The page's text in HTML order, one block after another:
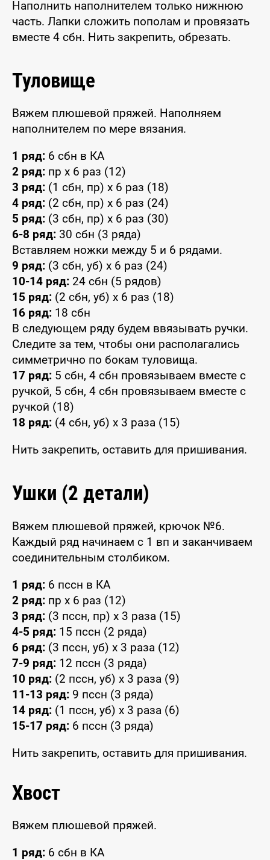
Наполнить наполнителем только нижнюю
часть. Лапки сложить пополам и провязать
вместе 4 сбн. Нить закрепить, обрезать.
Туловище
Вяжем плюшевой пряжей. Наполняем
наполнителем по мере вязания.
1 ряд: 6 сбн в КА
2 ряд: пр x 6 раз (12)
3 ряд: (1 сбн, пр) x 6 раз (18)
4 ряд: (2 сбн, пр) x 6 раз (24)
5 ряд: (3 сбн, пр) x 6 раз (30)
6-8 ряд: 30 сбн (3 ряда)
Вставляем ножки между 5 и 6 рядами.
9 ряд: (3 сбн, уб) x 6 раз (24)
10-14 ряд: 24 сбн (5 рядов)
15 ряд: (2 сбн, уб) x 6 раз (18)
16 ряд: 18 сбн
В следующем ряду будем ввязывать ручки.
Следите за тем, чтобы они располагались
симметрично по бокам туловища.
17 ряд: 5 сбн, 4 сбн провязываем вместе с
ручкой, 5 сбн, 4 сбн провязываем вместе с
ручкой (18)
18 ряд: (4 сбн, уб) x 3 раза (15)
Нить закрепить, оставить для пришивания.
Ушки (2 детали)
Вяжем плюшевой пряжей, крючок №6.
Каждый ряд начинаем с 1 вп и заканчиваем
соединительным столбиком.
1 ряд: 6 пссн в КА
2 ряд: пр x 6 раз (12)
3 ряд: (3 пссн, пр) x 3 раза (15)
4-5 ряд: 15 пссн (2 ряда)
6 ряд: (3 пссн, уб) x 3 раза (12)
7-9 ряд: 12 пссн (3 ряда)
10 ряд: (2 пссн, уб) x 3 раза (9)
11-13 ряд: 9 пссн (3 ряда)
14 ряд: (1 пссн, уб) x 3 раза (6)
15-17 ряд: 6 пссн (3 ряда)
Нить закрепить, оставить для пришивания.
Хвост
Вяжем плюшевой пряжей.
1 ряд: 6 сбн в КА